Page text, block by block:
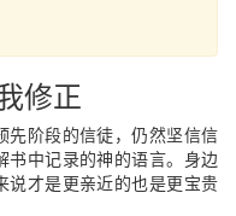
修正
先阶段的信徒，仍然坚信信
书中记录的神的语言。身边
说才是更亲近的也是更宝贵